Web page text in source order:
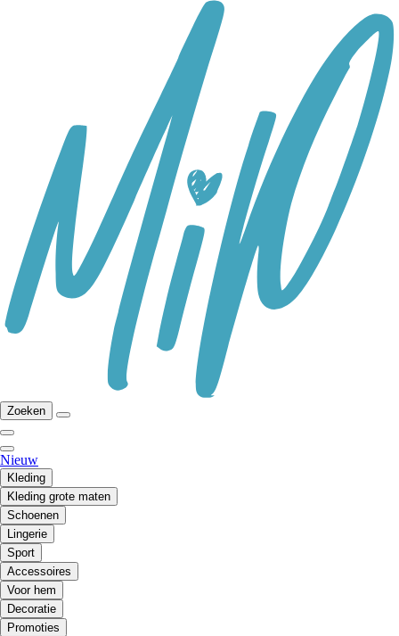
Zoeken
Nieuw
Kleding
Kleding grote maten
Schoenen
Lingerie
Sport
Accessoires
Voor hem
Decoratie
Promoties